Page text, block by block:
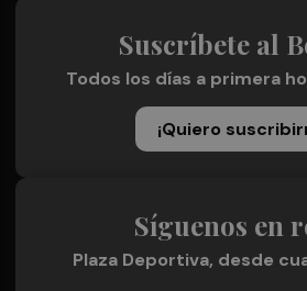
Suscríbete al
Todos los días a primera
¡Quiero
Síguenos en
Plaza Deportiva, desde